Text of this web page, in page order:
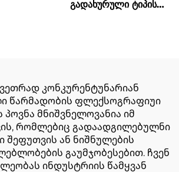
გადახურული ტიპის
კონკურენტუნარიან
წარმადობის ფლექსოგრაფიუი
პოვნა მნიშვნელოვანია იმ
რომლებიც გადაადგილებულნი
შეფუთვის ან ნიშნულების
გაუმჯობესებით. ჩვენ
ინდუსტრიის წამყვან